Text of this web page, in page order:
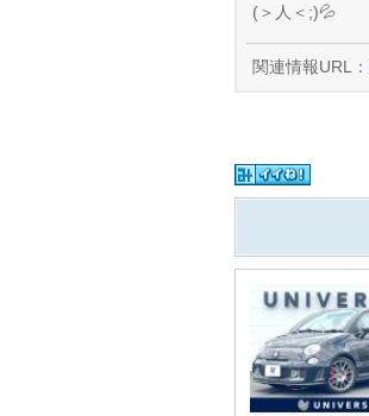
(＞人＜;)💦
関連情報URL：